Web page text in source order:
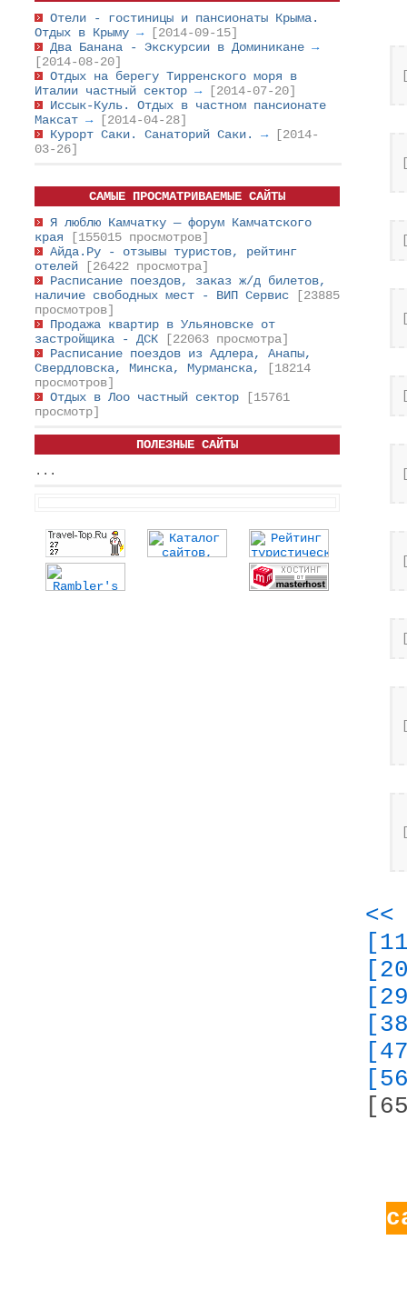
Отели - гостиницы и пансионаты Крыма.
Отдых в Крыму →
[2014-09-15]
Два Банана - Экскурсии в Доминикане →
[2014-08-20]
Отдых на берегу Тирренского моря в
Италии частный сектор →
[2014-07-20]
Иссык-Куль. Отдых в частном пансионате
Максат →
[2014-04-28]
Курорт Саки. Санаторий Саки. →
[2014-
03-26]
САМЫЕ ПРОСМАТРИВАЕМЫЕ САЙТЫ
Я люблю Камчатку — форум Камчатского
края
[155015 просмотров]
Айда.Ру - отзывы туристов, рейтинг
отелей
[26422 просмотра]
Расписание поездов, заказ ж/д билетов,
наличие свободных мест - ВИП Сервис
[23885
просмотров]
Продажа квартир в Ульяновске от
застройщика - ДСК
[22063 просмотра]
Расписание поездов из Адлера, Анапы,
Свердловска, Минска, Мурманска,
[18214
просмотров]
Отдых в Лоо частный сектор
[15761
просмотр]
ПОЛЕЗНЫЕ САЙТЫ
...
<<